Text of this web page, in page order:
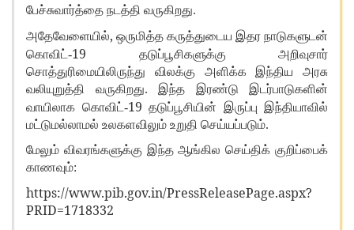
பேச்சுவார்த்தை நடத்தி வருகிறது.
அதேவேளையில், ஒருமித்த கருத்துடைய இதர நாடுகளுடன்
கொவிட்-19
தடுப்பூசிகளுக்கு அறிவுசார்
சொத்துரிமையிலிருந்து விலக்கு அளிக்க இந்திய அரசு
வலியுறுத்தி வருகிறது. இந்த இரண்டு இடர்பாடுகளின்
வாயிலாக கொவிட்-19 தடுப்பூசியின் இருப்பு இந்தியாவில்
மட்டுமல்லாமல் உலகளவிலும் உறுதி செய்யப்படும்.
மேலும் விவரங்களுக்கு இந்த ஆங்கில செய்திக் குறிப்பைக்
காணவும்:
https://www.pib.gov.in/PressReleasePage.aspx?
PRID=1718332